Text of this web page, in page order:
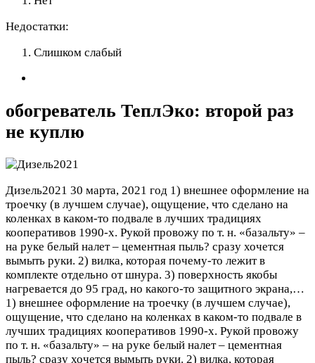
Недостатки:
Слишком слабый
обогреватель ТеплЭко: второй раз
не куплю
Дизель2021 30 марта, 2021 год 1) внешнее оформление на
троечку (в лучшем случае), ощущение, что сделано на
коленках в каком-то подвале в лучших традициях
кооперативов 1990-х. Рукой провожу по т. н. «базальту» –
на руке белый налет – цементная пыль? сразу хочется
вымыть руки. 2) вилка, которая почему-то лежит в
комплекте отдельно от шнура. 3) поверхность якобы
нагревается до 95 град, но какого-то защитного экрана,…
1) внешнее оформление на троечку (в лучшем случае),
ощущение, что сделано на коленках в каком-то подвале в
лучших традициях кооперативов 1990-х. Рукой провожу
по т. н. «базальту» – на руке белый налет – цементная
пыль? сразу хочется вымыть руки. 2) вилка, которая